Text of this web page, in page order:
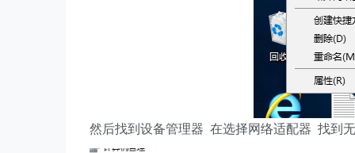
然后找到设备管理器 在选择网络适配器 找到